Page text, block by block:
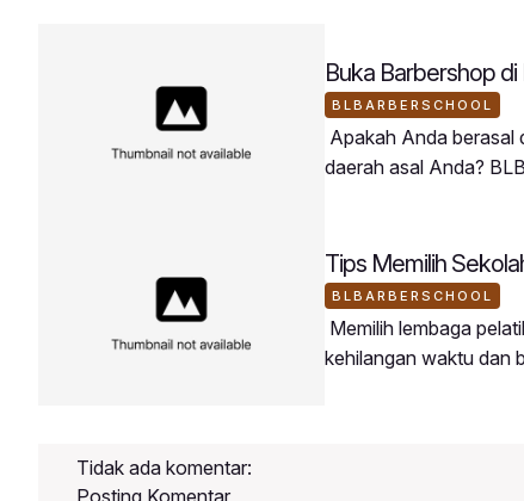
Buka Barbershop
BLBARBERSCHOOL
Apakah Anda berasal
daerah asal Anda?
Daerah Sangat
Tips Memilih
BLBARBERSCHOOL
Memilih lembaga
kehilangan waktu dan
Tidak ada komentar: